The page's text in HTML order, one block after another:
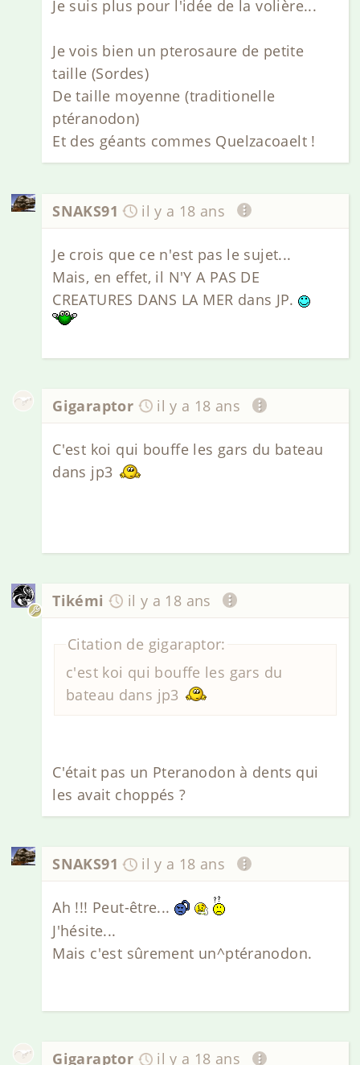
Je suis plus pour l'idée de la volière...
Je vois bien un pterosaure de petite
taille (Sordes)
De taille moyenne (traditionelle
ptéranodon)
Et des géants commes Quelzacoaelt !
SNAKS91 il y a 18 ans
Je crois que ce n'est pas le sujet...
Mais, en effet, il N'Y A PAS DE
CREATURES DANS LA MER dans JP.
Gigaraptor il y a 18 ans
C'est koi qui bouffe les gars du bateau
dans jp3
Tikémi il y a 18 ans
Citation de gigaraptor:
c'est koi qui bouffe les gars du
bateau dans jp3
C'était pas un Pteranodon à dents qui
les avait choppés ?
SNAKS91 il y a 18 ans
Ah !!! Peut-être...
J'hésite...
Mais c'est sûrement un^ptéranodon.
Gigaraptor il y a 18 ans